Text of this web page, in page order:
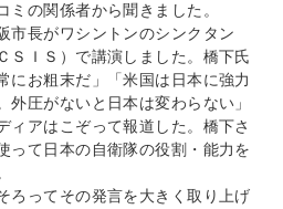
ミの関係者から聞きました。
市長がワシントンのシンクタン
ＳＩＳ）で講演しました。橋下氏
にお粗末だ」「米国は日本に強力
外圧がないと日本は変わらない」
ィアはこぞって報道した。橋下さ
って日本の自衛隊の役割・能力を
ろってその発言を大きく取り上げ